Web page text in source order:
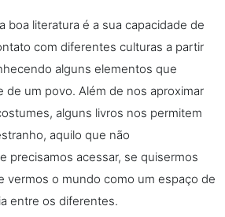
boa literatura é a sua capacidade de
com diferentes culturas a partir
alguns elementos que
de um povo. Além de nos aproximar
alguns livros nos permitem
aquilo que não
precisamos acessar, se quisermos
vermos o mundo como um espaço de
entre os diferentes.